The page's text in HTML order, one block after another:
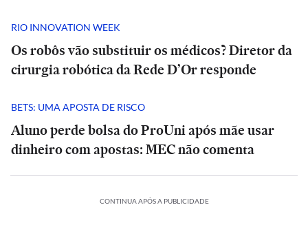
RIO INNOVATION WEEK
Os robôs vão substituir os médicos? Diretor da
cirurgia robótica da Rede D’Or responde
BETS: UMA APOSTA DE RISCO
Aluno perde bolsa do ProUni após mãe usar
dinheiro com apostas: MEC não comenta
CONTINUA APÓS A PUBLICIDADE